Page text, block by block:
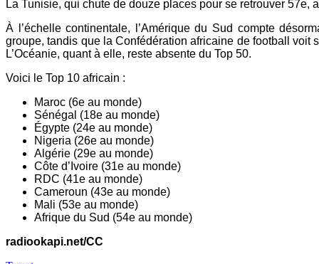
La Tunisie, qui chute de douze places pour se retrouver 57e,
À l’échelle continentale, l’Amérique du Sud compte
groupe, tandis que la Confédération africaine de football voit
L’Océanie, quant à elle, reste absente du Top 50.
Voici le Top 10 africain :
Maroc (6e au monde)
Sénégal (18e au monde)
Égypte (24e au monde)
Nigeria (26e au monde)
Algérie (29e au monde)
Côte d’Ivoire (31e au monde)
RDC (41e au monde)
Cameroun (43e au monde)
Mali (53e au monde)
Afrique du Sud (54e au monde)
radiookapi.net/CC